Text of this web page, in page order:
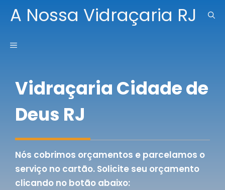
Pular
para
conteúdo
A Nossa Vidraçaria RJ
MENU
Vidraçaria Cidade de
Deus RJ
Nós cobrimos orçamentos e parcelamos o
serviço no cartão. Solicite seu orçamento
clicando no botão abaixo: